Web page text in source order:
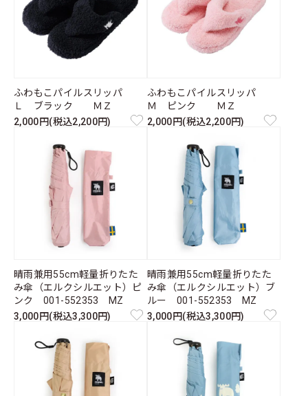
ふわもこパイルスリッパ
Ｌ ブラック ＭＺ
2,000円(税込2,200円)
ふわもこパイルスリッパ
Ｍ ピンク ＭＺ
2,000円(税込2,200円)
晴雨兼用55cm軽量折りたた
み傘（エルクシルエット）ピ
ンク 001-552353 MZ
3,000円(税込3,300円)
晴雨兼用55cm軽量折りたた
み傘（エルクシルエット）ブ
ルー 001-552353 MZ
3,000円(税込3,300円)